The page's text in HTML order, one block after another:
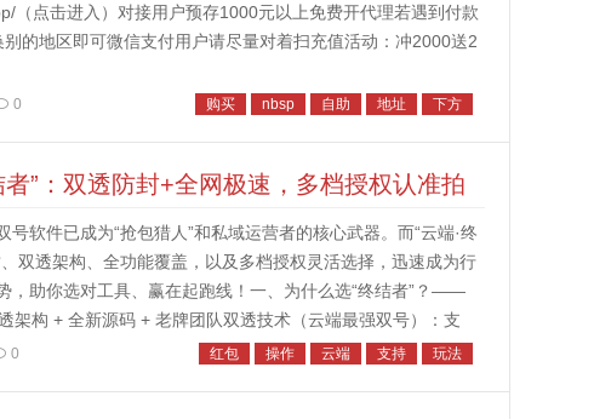
（点击进入）对接用户预存1000元以上免费开代理若遇到付款
的地区即可微信支付用户请尽量对着扫充值活动：冲2000送2
0 购买 nbsp 自助 地址 下方
”：双透防封+全网极速，多档授权认准拍
软件已成为“抢包猎人”和私域运营者的核心武器。而“云端·终
双透架构、全功能覆盖，以及多档授权灵活选择，迅速成为行
，助你选对工具、赢在起跑线！一、为什么选“终结者”？——
架构 + 全新源码 + 老牌团队双透技术（云端最强双号）：支
风控，实现“稳定...
0 红包 操作 云端 支持 玩法